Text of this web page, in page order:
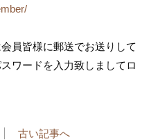
員皆様に郵送でお送りして
ワードを入力致しましてロ
古い記事へ